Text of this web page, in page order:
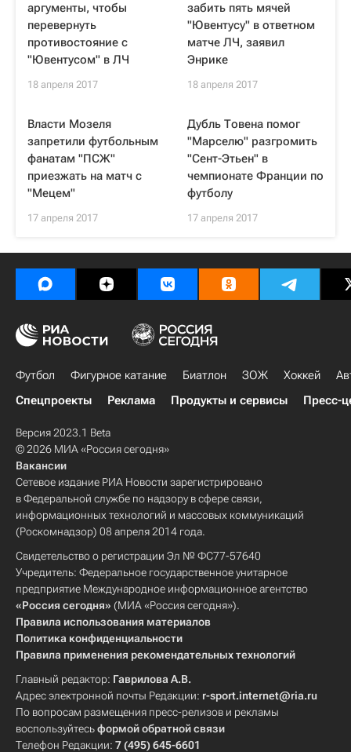
аргументы, чтобы
перевернуть
противостояние с
"Ювентусом" в ЛЧ
18 апреля 2017
забить пять мячей
"Ювентусу" в ответном
матче ЛЧ, заявил
Энрике
18 апреля 2017
Власти Мозеля
запретили футбольным
фанатам "ПСЖ"
приезжать на матч с
"Мецем"
17 апреля 2017
Дубль Товена помог
"Марселю" разгромить
"Сент-Этьен" в
чемпионате Франции по
футболу
17 апреля 2017
Футбол Фигурное катание Биатлон ЗОЖ Хоккей
Спецпроекты
Реклама Продукты и сервисы Пресс-
Версия 2023.1 Beta
© 2026 МИА «Россия сегодня»
Вакансии
Сетевое издание РИА Новости зарегистрировано
в Федеральной службе по надзору в сфере связи,
информационных технологий и массовых коммуникаций
(Роскомнадзор) 08 апреля 2014 года.
Свидетельство о регистрации Эл № ФС77-57640
Учредитель: Федеральное государственное унитарное
предприятие Международное информационное агентство
«Россия сегодня» (МИА «Россия сегодня»).
Правила использования материалов
Политика конфиденциальности
Правила применения рекомендательных технологий
Главный редактор: Гаврилова А.В.
Адрес электронной почты Редакции: r-sport.internet@ria.ru
По вопросам размещения пресс-релизов и рекламы
воспользуйтесьформой обратной связи
Телефон Редакции: 7 (495) 645-6601